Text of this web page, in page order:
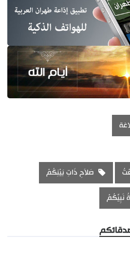
صَلاَحِ ذَاتِ بَيْنِكُمْ
نَبِيِّكُمْ